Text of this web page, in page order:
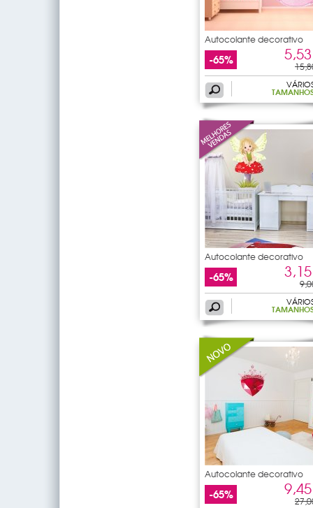
Autocolante decorativo
-65%
Autocolante decorativo
-65%
Autocolante decorativo
-65%